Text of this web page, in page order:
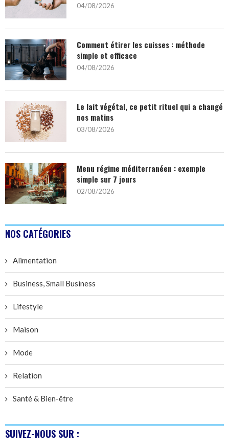
04/08/2026
Comment étirer les cuisses : méthode
simple et efficace
04/08/2026
Le lait végétal, ce petit rituel qui a changé
nos matins
03/08/2026
Menu régime méditerranéen : exemple
simple sur 7 jours
02/08/2026
NOS CATÉGORIES
Alimentation
Business, Small Business
Lifestyle
Maison
Mode
Relation
Santé & Bien-être
SUIVEZ-NOUS SUR :